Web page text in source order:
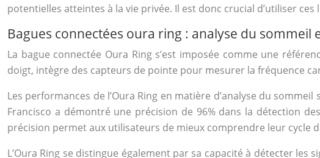
potentielles atteintes à la vie privée. Il est donc crucial d’utiliser
Bagues connectées oura ring : analyse du sommeil
La bague connectée Oura Ring s’est imposée comme une
doigt, intègre des capteurs de pointe pour mesurer la fréquence
Les performances de l’Oura Ring en matière d’analyse du
Francisco a démontré une précision de 96% dans la détection
précision permet aux utilisateurs de mieux comprendre leur cycle
L’Oura Ring se distingue également par sa capacité à détecter